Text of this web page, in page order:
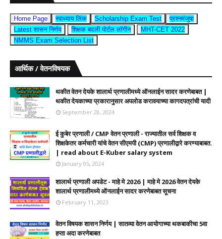
Home Page स्वाध्याय लिंक Scholarship Exam Test
प्रश्नमंजुषा
Latest शासन निर्णय
शिक्षक बदली पोर्टल लॉगीन
MHT-CET 2022
NMMS Exam Selection List
आर्थिक / वेतनविषयक
थकीत वेतन देयके शालार्थ प्रणालीमध्ये ऑनलाईन सादर करणेबाबत |
थकीत देयकाच्या प्रकारानुसार अपलोड करावयाच्या कागदपत्रांची यादी
September 28, 2024
ई कुबेर प्रणाली / CMP वेतन प्रणाली - राज्यातील सर्व शिक्षक व
शिक्षकेतर कर्मचारी यांचे वेतन सीएमपी (CMP) प्रणालीद्वारे करण्याबाबत.
| read about E-Kuber salary system
January 05, 2024
शालार्थ प्रणाली अपडेट - माहे मे 2026 | माहे मे 2026 वेतन देयके
शालार्थ प्रणालीमध्ये ऑनलाईन सादर करणेबाबत सूचना
February 11, 2023
वेतन विषयक शासन निर्णय | सातव्या वेतन आयोगाच्या थकबाकीचा 5वा
हप्ता अदा करणेबाबत